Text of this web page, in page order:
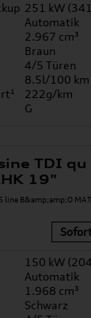
251 kW
Automatik
2.967 cm³
Braun
4/5 Türen
8.5l/100 km
222g/km
G
TDI qu
19"
150 kW
Automatik
1.968 cm³
Schwarz